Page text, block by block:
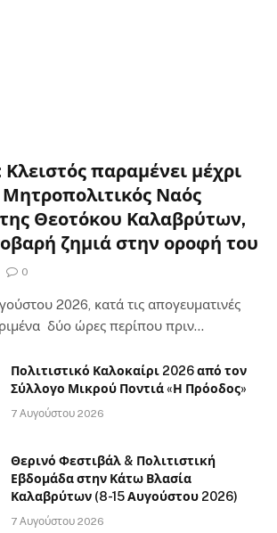
παραμένει μέχρι
Ναός
Θεοτόκου Καλαβρύτων,
ζημιά στην οροφή του
0
2026, κατά τις απογευματινές
δύο ώρες περίπου πριν…
Πολιτιστικό Καλοκαίρι 2026 από τον
Σύλλογο Μικρού Ποντιά «Η Πρόοδος»
7 Αυγούστου 2026
Θερινό Φεστιβάλ & Πολιτιστική
Εβδομάδα στην Κάτω Βλασία
Καλαβρύτων (8-15 Αυγούστου 2026)
7 Αυγούστου 2026